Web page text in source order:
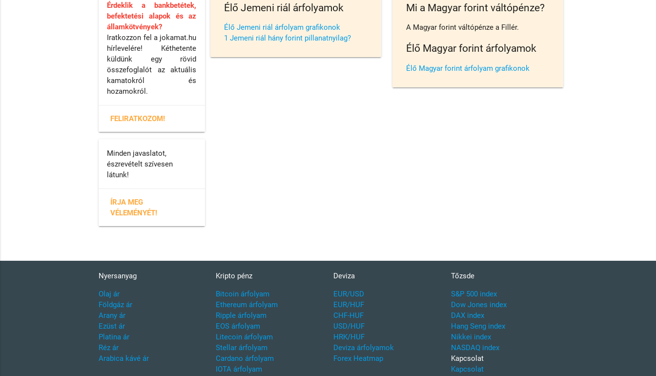
Élő Jemeni riál árfolyamok
Élő Jemeni riál árfolyam grafikonok
1 Jemeni riál hány forint pillanatnyilag?
Mi a Magyar forint váltópénze?
A Magyar forint váltópénze a Fillér.
Élő Magyar forint árfolyamok
Élő Magyar forint árfolyam grafikonok
Érdeklik a bankbetétek,
befektetési alapok és az
államkötvények?
Iratkozzon fel a jokamat.hu
hírlevelére! Kéthetente
küldünk egy rövid
összefoglalót az aktuális
kamatokról és
hozamokról.
FELIRATKOZOM!
Minden javaslatot,
észrevételt szívesen
látunk!
ÍRJA MEG
VÉLEMÉNYÉT!
Nyersanyag
Olaj ár
Földgáz ár
Arany ár
Ezüst ár
Platina ár
Réz ár
Arabica kávé ár
Kripto pénz
Bitcoin árfolyam
Ethereum árfolyam
Ripple árfolyam
EOS árfolyam
Litecoin árfolyam
Stellar árfolyam
Cardano árfolyam
IOTA árfolyam
Deviza
EUR/USD
EUR/HUF
CHF-HUF
USD/HUF
HRK/HUF
Deviza árfolyamok
Forex Heatmap
Tőzsde
S&P 500 index
Dow Jones index
DAX index
Hang Seng index
Nikkei index
NASDAQ index
Kapcsolat
Kapcsolat